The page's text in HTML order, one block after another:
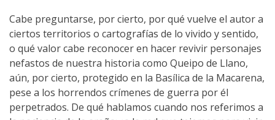
Cabe preguntarse, por cierto, por qué vuelve el autor a
ciertos territorios o cartografías de lo vivido y sentido,
o qué valor cabe reconocer en hacer revivir personajes
nefastos de nuestra historia como Queipo de Llano,
aún, por cierto, protegido en la Basílica de la Macarena,
pese a los horrendos crímenes de guerra por él
perpetrados. De qué hablamos cuando nos referimos a